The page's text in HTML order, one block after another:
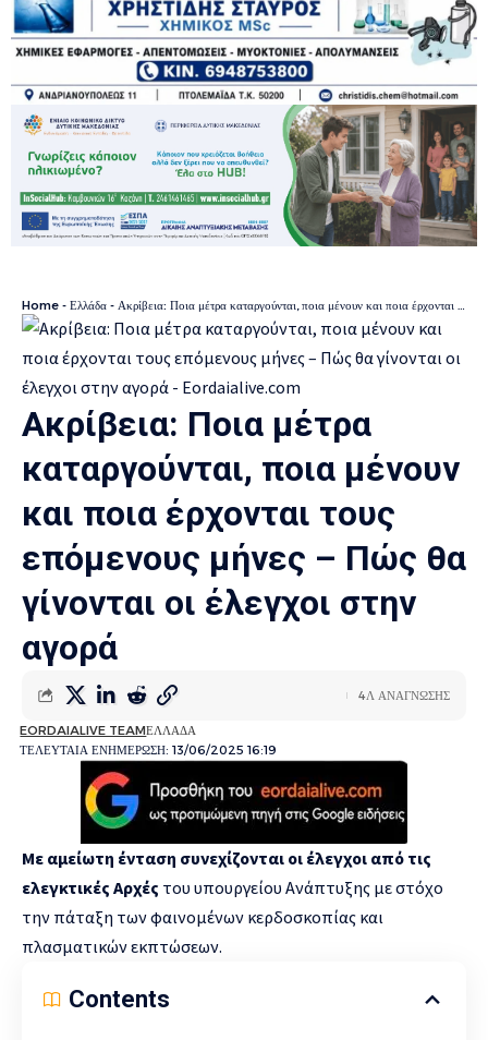
Home - Ελλάδα - Ακρίβεια: Ποια μέτρα καταργούνται, ποια μένουν και ποια έρχονται τους επόμενους μήνες – Πώς θα γίνονται οι έλεγχοι στην αγορά
Ακρίβεια: Ποια μέτρα
καταργούνται, ποια μένουν
και ποια έρχονται τους
επόμενους μήνες – Πώς θα
γίνονται οι έλεγχοι στην
αγορά
ΤΕΛΕΥΤΑΙΑ ΕΝΗΜΕΡΩΣΗ: 13/06/2025 16:19
EORDAIALIVE TEAMΕΛΛΑΔΑ
4Λ ΑΝΑΓΝΩΣΗΣ
Με αμείωτη ένταση συνεχίζονται οι έλεγχοι από τις
ελεγκτικές Αρχές του υπουργείου Ανάπτυξης με στόχο
την πάταξη των φαινομένων κερδοσκοπίας και
πλασματικών εκπτώσεων.
Contents